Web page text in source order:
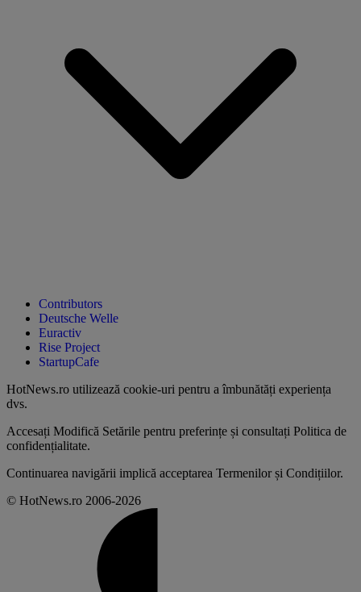
Contributors
Deutsche Welle
Euractiv
Rise Project
StartupCafe
HotNews.ro utilizează cookie-uri pentru a îmbunătăți experiența
dvs.
Accesați Modifică Setările pentru preferințe și consultați Politica de
confidențialitate.
Continuarea navigării implică acceptarea Termenilor și Condițiilor.
© HotNews.ro 2006-2026